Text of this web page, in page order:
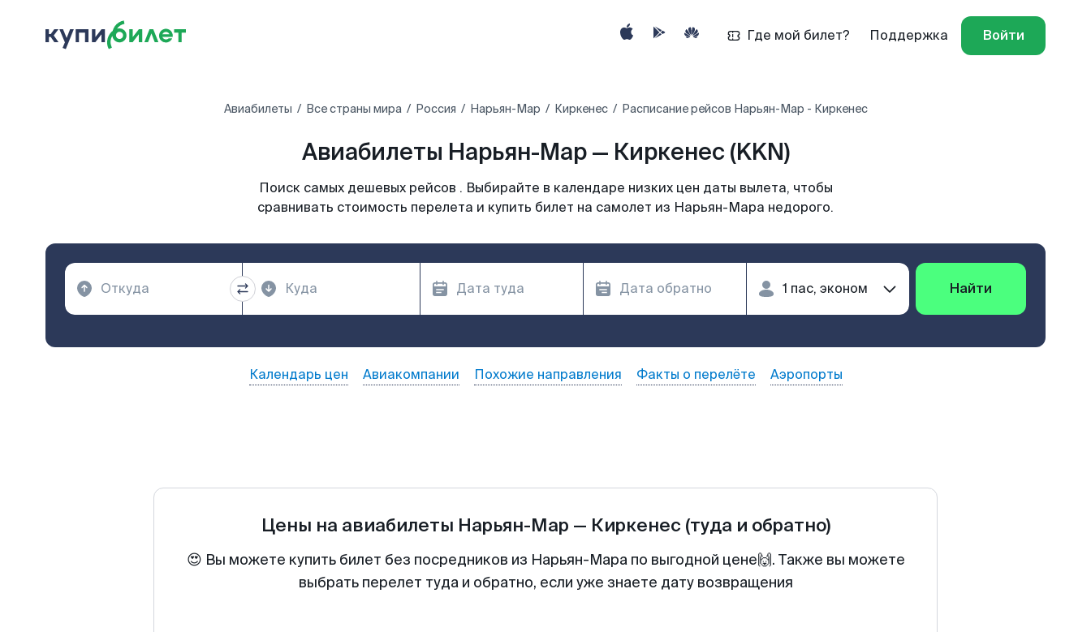
Где мой билет? Поддержка Войти
Авиабилеты Все страны мира Россия Нарьян-Мар Киркенес Расписание рейсов Нарьян-Мар - Киркенес
Авиабилеты Нарьян-Мар — Киркенес (KKN)
Поиск самых дешевых рейсов . Выбирайте в календаре низких цен даты вылета, чтобы
сравнивать стоимость перелета и купить билет на самолет из Нарьян-Мара недорого.
Найти
Календарь цен Авиакомпании Похожие направления Факты о перелёте Аэропорты
Цены на авиабилеты Нарьян-Мар — Киркенеc (туда и обратно)
😍 Вы можете купить билет без посредников из Нарьян-Мара по выгодной цене🙌. Также вы можете
выбрать перелет туда и обратно, если уже знаете дату возвращения